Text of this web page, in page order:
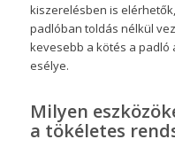
kiszerelésben is
padlóban toldás nélkül
kevesebb a kötés a padló
esélye.
Milyen
a tökéletes